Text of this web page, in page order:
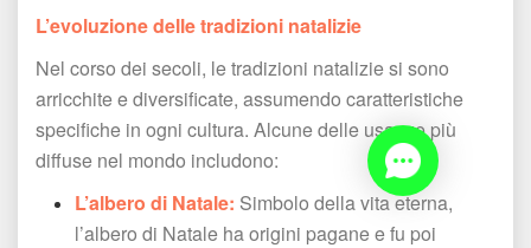
L’evoluzione delle tradizioni natalizie
Nel corso dei secoli, le tradizioni natalizie si sono
arricchite e diversificate, assumendo caratteristiche
pecifiche in ogni cultura. Alcune delle usanze più
diffuse nel mondo includono:
L’albero di Natale: Simbolo della vita eterna,
l’albero di Natale ha origini pagane e fu poi